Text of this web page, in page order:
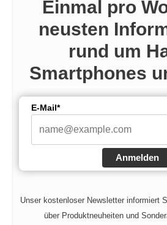
Einmal pro
neusten
rund um
Smartphones
E-Mail*
Anmelden
Unser kostenloser Newsletter informiert
über Produktneuheiten und